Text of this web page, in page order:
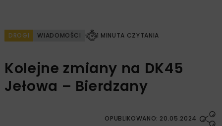
DROGI WIADOMOŚCI 1 MINUTA CZYTANIA
Kolejne zmiany na DK45
Jełowa – Bierdzany
OPUBLIKOWANO: 20.05.2024